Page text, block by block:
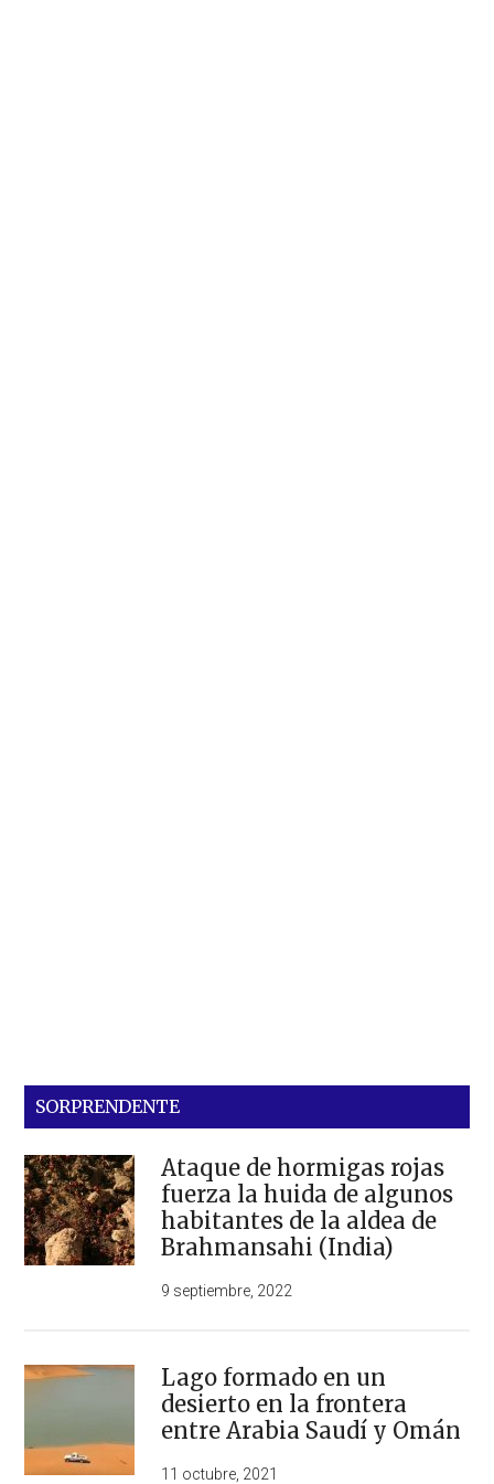
SORPRENDENTE
Ataque de hormigas rojas
fuerza la huida de algunos
habitantes de la aldea de
Brahmansahi (India)
9 septiembre, 2022
Lago formado en un
desierto en la frontera
entre Arabia Saudí y Omán
11 octubre, 2021